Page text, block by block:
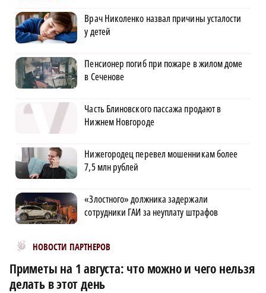
Врач Николенко назвал причины усталости
у детей
Пенсионер погиб при пожаре в жилом доме
в Сеченове
Часть Блиновского пассажа продают в
Нижнем Новгороде
Нижегородец перевел мошенникам более
7,5 млн рублей
«Злостного» должника задержали
сотрудники ГАИ за неуплату штрафов
НОВОСТИ ПАРТНЕРОВ
Новости МирТесен
Приметы на 1 августа: что можно и чего нельзя
делать в этот день